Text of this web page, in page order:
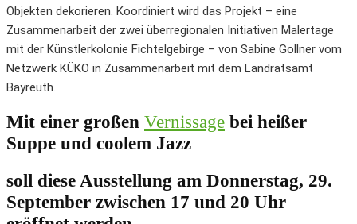
Objekten dekorieren. Koordiniert wird das Projekt – eine
Zusammenarbeit der zwei überregionalen Initiativen Malertage
mit der Künstlerkolonie Fichtelgebirge – von Sabine Gollner vom
Netzwerk KÜKO in Zusammenarbeit mit dem Landratsamt
Bayreuth.
Mit einer großen Vernissage bei heißer
Suppe und coolem Jazz
soll diese Ausstellung am Donnerstag, 29.
September zwischen 17 und 20 Uhr